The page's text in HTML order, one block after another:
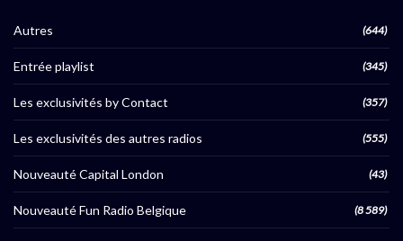
Autres (644)
Entrée playlist (345)
Les exclusivités by Contact (357)
Les exclusivités des autres radios (555)
Nouveauté Capital London (43)
Nouveauté Fun Radio Belgique (8 589)